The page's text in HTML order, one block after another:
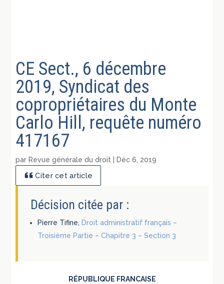
CE Sect., 6 décembre
2019, Syndicat des
copropriétaires du Monte
Carlo Hill, requête numéro
417167
par Revue générale du droit Déc 6, 2019
Citer cet article
Décision citée par :
Pierre Tifine, Droit administratif français –
Troisième Partie – Chapitre 3 – Section 3
RÉPUBLIQUE FRANCAISE